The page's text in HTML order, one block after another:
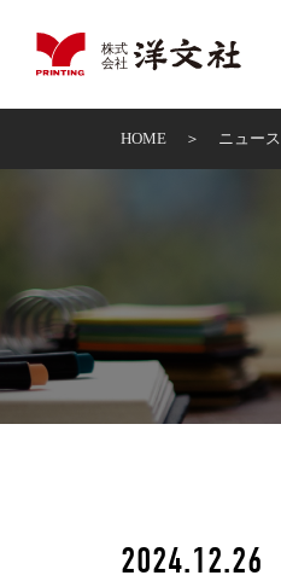
HOME ニュース
2024.12.26